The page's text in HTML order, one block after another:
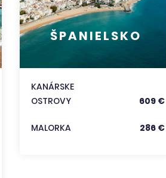
ŠPANIELSKO
KANÁRSKE
OSTROVY
609 €
MALORKA 286 €